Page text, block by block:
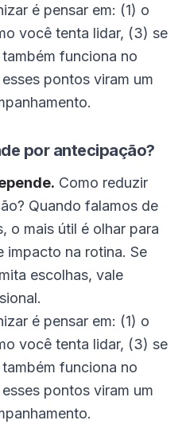
é pensar em: (1) o
você tenta lidar, (3) se
funciona no
pontos viram um
por antecipação?
Como reduzir
Quando falamos de
o mais útil é olhar para
impacto na rotina. Se
escolhas, vale
é pensar em: (1) o
você tenta lidar, (3) se
funciona no
pontos viram um